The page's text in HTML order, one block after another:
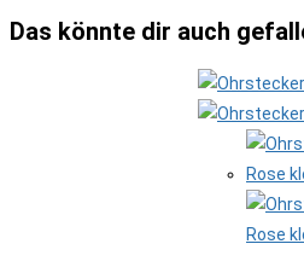
Das könnte dir auch